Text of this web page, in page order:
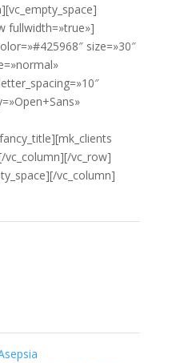
fullwidth=»true»]
size=»30″
vc_column][/vc_row]
vc_column]